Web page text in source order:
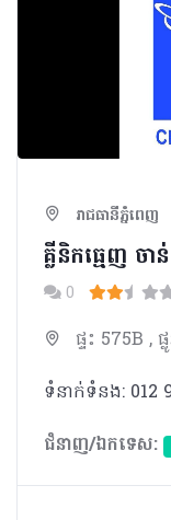
រាជធានីភ្នំពេញ
គ្លីនិកធ្មេញ ច
0
ផ្ទះ 575B ,
ទំនាក់ទំនង: 012
ជំនាញ/ឯកទេស: